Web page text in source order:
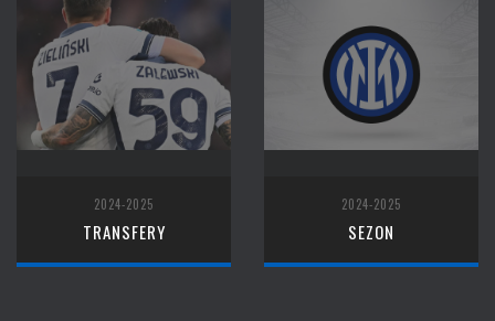
2024-2025
TRANSFERY
2024-2025
SEZON